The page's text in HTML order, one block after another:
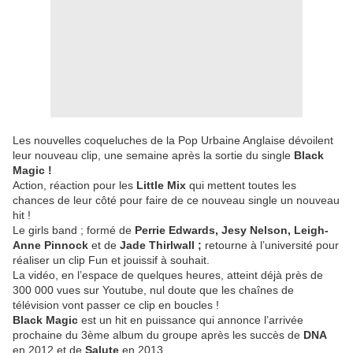
Les nouvelles coqueluches de la Pop Urbaine Anglaise dévoilent
leur nouveau clip, une semaine après la sortie du single Black
Magic !
Action, réaction pour les Little Mix qui mettent toutes les
chances de leur côté pour faire de ce nouveau single un nouveau
hit !
Le girls band ; formé de Perrie Edwards, Jesy Nelson, Leigh-
Anne Pinnock et de Jade Thirlwall ; retourne à l’université pour
réaliser un clip Fun et jouissif à souhait.
La vidéo, en l’espace de quelques heures, atteint déjà près de
300 000 vues sur Youtube, nul doute que les chaînes de
télévision vont passer ce clip en boucles !
Black Magic est un hit en puissance qui annonce l’arrivée
prochaine du 3ème album du groupe après les succès de DNA
en 2012 et de Salute en 2013.